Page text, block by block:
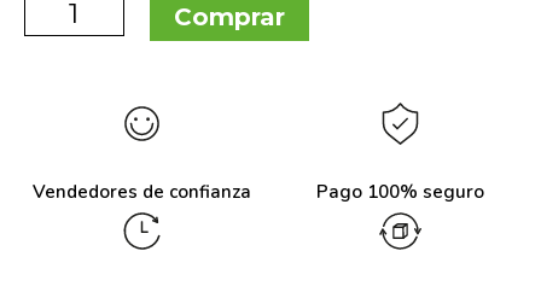
Comprar
Vendedores de confianza Pago 100% seguro